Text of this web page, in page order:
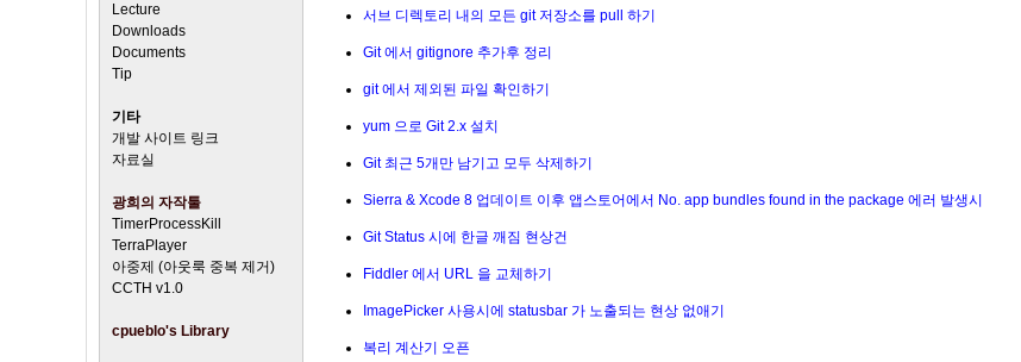
Lecture
Downloads
Documents
Tip
기타
개발 사이트 링크
자료실
광희의 자작툴
TimerProcessKill
TerraPlayer
아중제 (아웃룩 중복 제거)
CCTH v1.0
cpueblo's Library
서브 디렉토리 내의 모든 git 저장소를 pull 하기
Git 에서 gitignore 추가후 정리
git 에서 제외된 파일 확인하기
yum 으로 Git 2.x 설치
Git 최근 5개만 남기고 모두 삭제하기
Sierra & Xcode 8 업데이트 이후 앱스토어에서 No. app bundles found in the package 에러 발생시
Git Status 시에 한글 깨짐 현상건
Fiddler 에서 URL 을 교체하기
ImagePicker 사용시에 statusbar 가 노출되는 현상 없애기
복리 계산기 오픈